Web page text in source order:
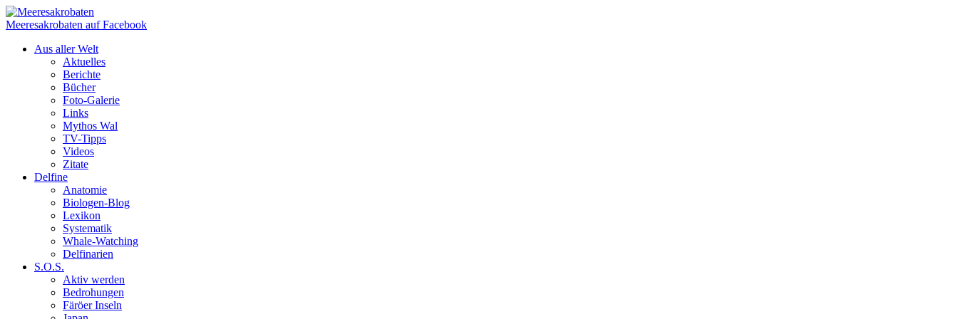
Meeresakrobaten auf Facebook
Aus aller Welt
Aktuelles
Berichte
Bücher
Foto-Galerie
Links
Mythos Wal
TV-Tipps
Videos
Zitate
Delfine
Anatomie
Biologen-Blog
Lexikon
Systematik
Whale-Watching
Delfinarien
S.O.S.
Aktiv werden
Bedrohungen
Färöer Inseln